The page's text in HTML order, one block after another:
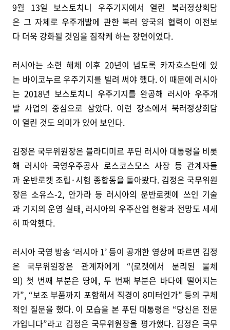
9월 13일 보스토치니 우주기지에서 열린 북러정상회담
은 그 자체로 우주개발에 관한 북러 양국의 협력이 이전보
다 더욱 강화될 것임을 짐작케 하는 장면이었다.
러시아는 소련 해체 이후 20년이 넘도록 카자흐스탄에 있
는 바이코누르 우주기지를 빌려 써야 했다. 이 때문에 러시아
는 2018년 보스토치니 우주기지를 완공해 러시아 우주개
발 사업의 중심으로 삼았다. 이런 장소에서 북러정상회담
이 열린 것도 의미가 있어 보인다.
김정은 국무위원장은 블라디미르 푸틴 러시아 대통령을 비롯
해 러시아 국영우주공사 로스코스모스 사장 등 관계자들
과 운반로켓 조립·시험 종합동을 돌아봤다. 김정은 국무위원
장은 소유스-2, 안가라 등 러시아의 운반로켓에 쓰인 기술
과 기지의 운영 실태, 러시아의 우주산업 현황과 전망도 세세
히 파악했다.
러시아 국영 방송 ‘러시아 1’ 등이 공개한 영상에 따르면 김정
은 국무위원장은 관계자에게 “(로켓에서 분리된 물체
의) 첫 번째 부분은 땅에, 두 번째 부분은 바다에 떨어지는
가”, “보조 부품까지 포함해서 직경이 8미터인가” 등의 구체
적인 질문을 했다. 이 모습을 본 푸틴 대통령은 “당신은 전문
가입니다”라고 김정은 국무위원장을 평가했다. 김정은 국무